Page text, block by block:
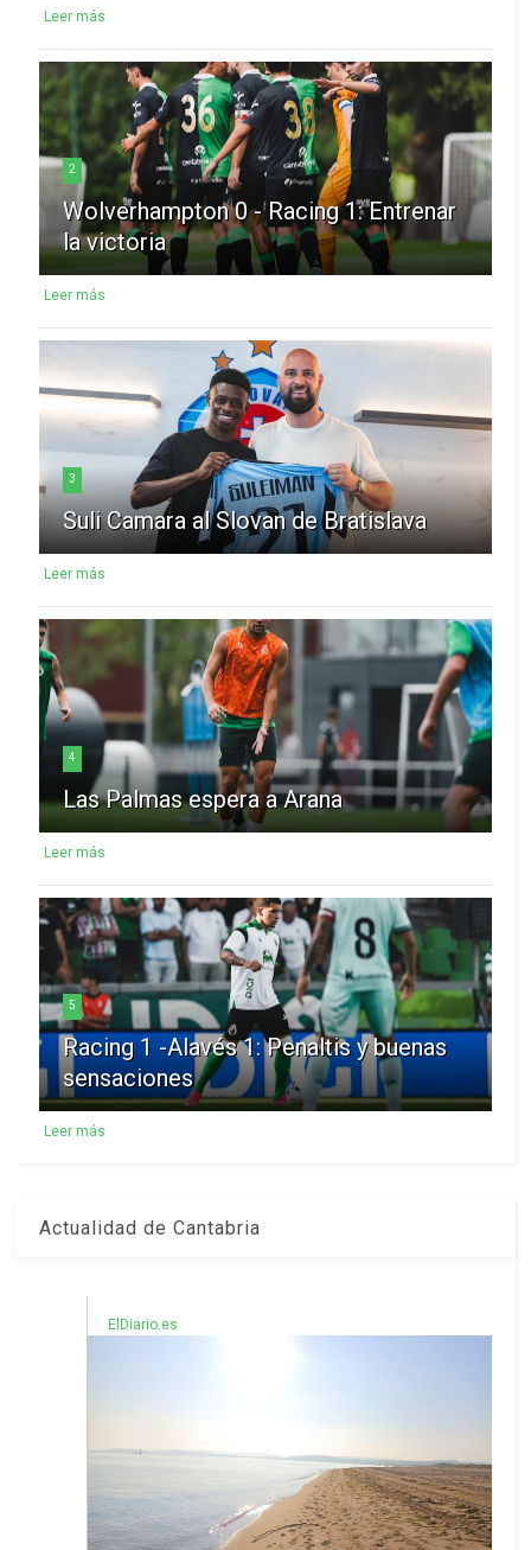
Leer más
2
Wolverhampton 0 - Racing 1: Entrenar
la victoria
Leer más
3
Suli Camara al Slovan de Bratislava
Leer más
4
Las Palmas espera a Arana
Leer más
5
Racing 1 -Alavés 1: Penaltis y buenas
sensaciones
Leer más
Actualidad de Cantabria
ElDiario.es